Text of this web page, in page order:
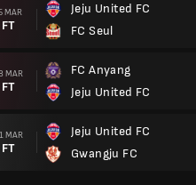
MAR
FT
Jeju United FC
FC Seul
MAR
FT
FC Anyang
Jeju United FC
MAR
FT
Jeju United FC
Gwangju FC